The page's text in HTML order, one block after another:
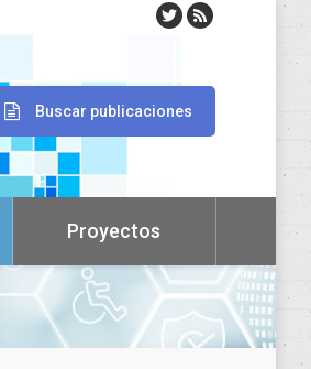
Buscar publicaciones
Proyectos